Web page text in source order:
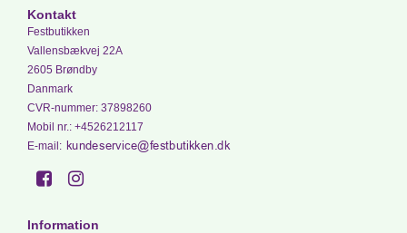
Kontakt
Festbutikken
Vallensbækvej 22A
2605 Brøndby
Danmark
CVR-nummer: 37898260
Mobil nr.: +4526212117
E-mail :
Information